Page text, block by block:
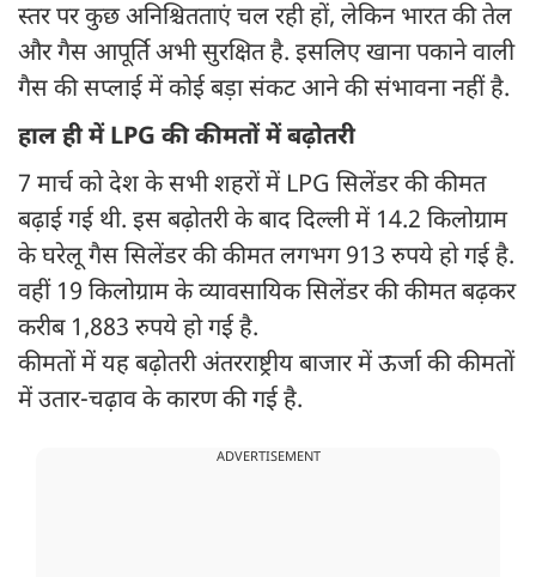
स्तर पर कुछ अनिश्चितताएं चल रही हों, लेकिन भारत की तेल
और गैस आपूर्ति अभी सुरक्षित है. इसलिए खाना पकाने वाली
गैस की सप्लाई में कोई बड़ा संकट आने की संभावना नहीं है.
हाल ही में LPG की कीमतों में बढ़ोतरी
7 मार्च को देश के सभी शहरों में LPG सिलेंडर की कीमत
बढ़ाई गई थी. इस बढ़ोतरी के बाद दिल्ली में 14.2 किलोग्राम
के घरेलू गैस सिलेंडर की कीमत लगभग 913 रुपये हो गई है.
वहीं 19 किलोग्राम के व्यावसायिक सिलेंडर की कीमत बढ़कर
करीब 1,883 रुपये हो गई है.
कीमतों में यह बढ़ोतरी अंतरराष्ट्रीय बाजार में ऊर्जा की कीमतों
में उतार-चढ़ाव के कारण की गई है.
ADVERTISEMENT